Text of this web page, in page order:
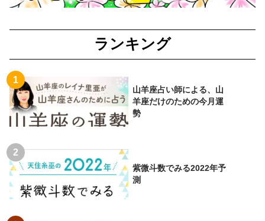
ランキング
山羊座占い師による、山
羊座だけのための今月運
勢
紫微斗数でみる2022年予
測